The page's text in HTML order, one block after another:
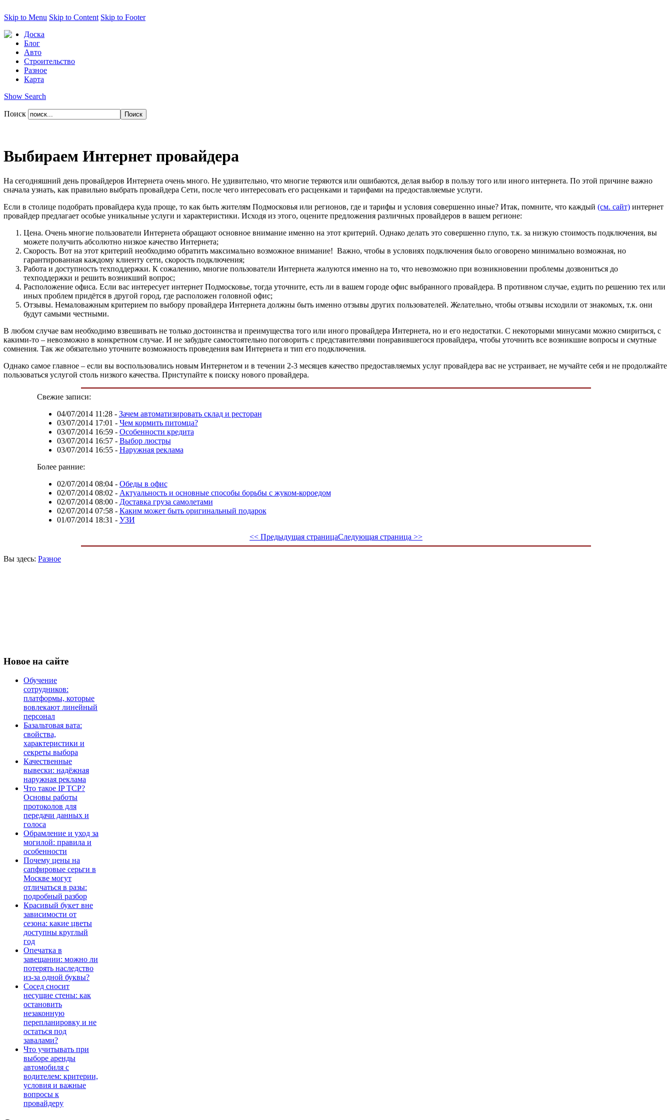
Skip to Menu Skip to Content Skip to Footer
Доска
Блог
Авто
Строительство
Разное
Карта
Show Search
Поиск
Выбираем Интернет провайдера
На сегодняшний день провайдеров Интернета очень много. Не удивительно, что многие теряются или ошибаются, делая выбор в пользу того или иного интернета. По этой причине важно
сначала узнать, как правильно выбрать провайдера Сети, после чего интересовать его расценками и тарифами на предоставляемые услуги.
Если в столице подобрать провайдера куда проще, то как быть жителям Подмосковья или регионов, где и тарифы и условия совершенно иные? Итак, помните, что каждый (см. сайт) интернет
провайдер предлагает особые уникальные услуги и характеристики. Исходя из этого, оцените предложения различных провайдеров в вашем регионе:
Цена. Очень многие пользователи Интернета обращают основное внимание именно на этот критерий. Однако делать это совершенно глупо, т.к. за низкую стоимость подключения, вы
можете получить абсолютно низкое качество Интернета;
Скорость. Вот на этот критерий необходимо обратить максимально возможное внимание! Важно, чтобы в условиях подключения было оговорено минимально возможная, но
гарантированная каждому клиенту сети, скорость подключения;
Работа и доступность техподдержки. К сожалению, многие пользователи Интернета жалуются именно на то, что невозможно при возникновении проблемы дозвониться до
техподдержки и решить возникший вопрос;
Расположение офиса. Если вас интересует интернет Подмосковье, тогда уточните, есть ли в вашем городе офис выбранного провайдера. В противном случае, ездить по решению тех или
иных проблем придётся в другой город, где расположен головной офис;
Отзывы. Немаловажным критерием по выбору провайдера Интернета должны быть именно отзывы других пользователей. Желательно, чтобы отзывы исходили от знакомых, т.к. они
будут самыми честными.
В любом случае вам необходимо взвешивать не только достоинства и преимущества того или иного провайдера Интернета, но и его недостатки. С некоторыми минусами можно смириться, с
какими-то – невозможно в конкретном случае. И не забудьте самостоятельно поговорить с представителями понравившегося провайдера, чтобы уточнить все возникшие вопросы и смутные
сомнения. Так же обязательно уточните возможность проведения вам Интернета и тип его подключения.
Однако самое главное – если вы воспользовались новым Интернетом и в течении 2-3 месяцев качество предоставляемых услуг провайдера вас не устраивает, не мучайте себя и не продолжайте
пользоваться услугой столь низкого качества. Приступайте к поиску нового провайдера.
Свежие записи:
04/07/2014 11:28- Зачем автоматизировать склад и ресторан
03/07/2014 17:01 - Чем кормить питомца?
03/07/2014 16:59- Особенности кредита
03/07/2014 16:57- Выбор люстры
03/07/2014 16:55- Наружная реклама
Более ранние:
02/07/2014 08:04- Обеды в офис
02/07/2014 08:02 - Актуальность и основные способы борьбы с жуком-короедом
02/07/2014 08:00- Доставка груза самолетами
02/07/2014 07:58- Каким может быть оригинальный подарок
01/07/2014 18:31 - УЗИ
<< Предыдущая страницаСледующая страница >>
Вы здесь: Разное
Новое на сайте
Обучение
сотрудников:
платформы, которые
вовлекают линейный
персонал
Базальтовая вата:
свойства,
характеристики и
секреты выбора
Качественные
вывески: надёжная
наружная реклама
Что такое IP TCP?
Основы работы
протоколов для
передачи данных и
голоса
Обрамление и уход за
могилой: правила и
особенности
Почему цены на
сапфировые серьги в
Москве могут
отличаться в разы:
подробный разбор
Красивый букет вне
зависимости от
сезона: какие цветы
доступны круглый
год
Опечатка в
завещании: можно ли
потерять наследство
из-за одной буквы?
Сосед сносит
несущие стены: как
остановить
незаконную
перепланировку и не
остаться под
завалами?
Что учитывать при
выборе аренды
автомобиля с
водителем: критерии,
условия и важные
вопросы к
провайдеру